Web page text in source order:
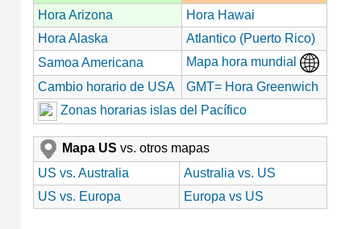
Hora Arizona
Hora Hawai
Hora Alaska
Atlantico (Puerto Rico)
Samoa Americana
Mapa hora mundial
Cambio horario de USA
GMT= Hora Greenwich
Zonas horarias islas del Pacífico
Mapa US vs. otros mapas
US vs. Australia
Australia vs. US
US vs. Europa
Europa vs US